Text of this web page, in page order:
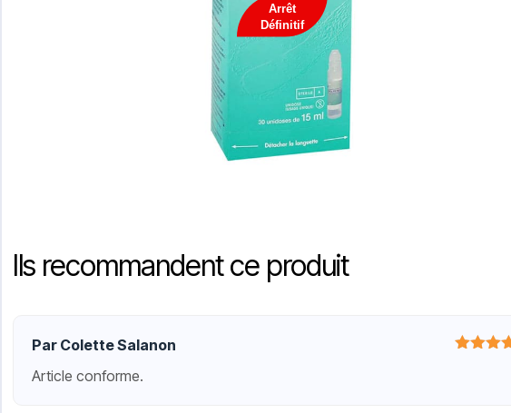
Arrêt
Définitif
Ils recommandent ce produit
Par Colette Salanon
Article conforme.